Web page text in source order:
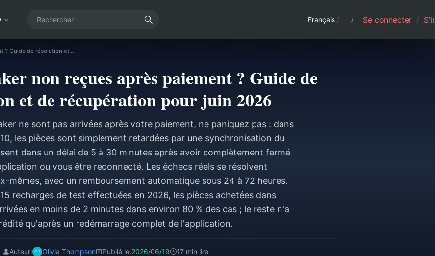
Français / Se connecter /
Pièces StarMaker non reçues après paiement ? Guide de résolution et de récupération pour juin 2026
non reçues après paiement ? Guide de
et de récupération pour juin 2026
ne sont pas arrivées après votre paiement, ne paniquez pas : dans
les pièces sont simplement retardées par une synchronisation du
dans un délai de 5 à 30 minutes après avoir complètement fermé
ou vous être reconnecté. Les échecs réels se résolvent
mêmes, avec un remboursement automatique sous 24 à 72 heures.
recharges de test effectuées en 2026, les pièces achetées dans
en moins de 2 minutes dans environ 80 % des cas ; le reste n'a
qu'après un redémarrage complet de l'application.
Auteur: Olivia Thompson Publié le:2026/06/19 17 min lire